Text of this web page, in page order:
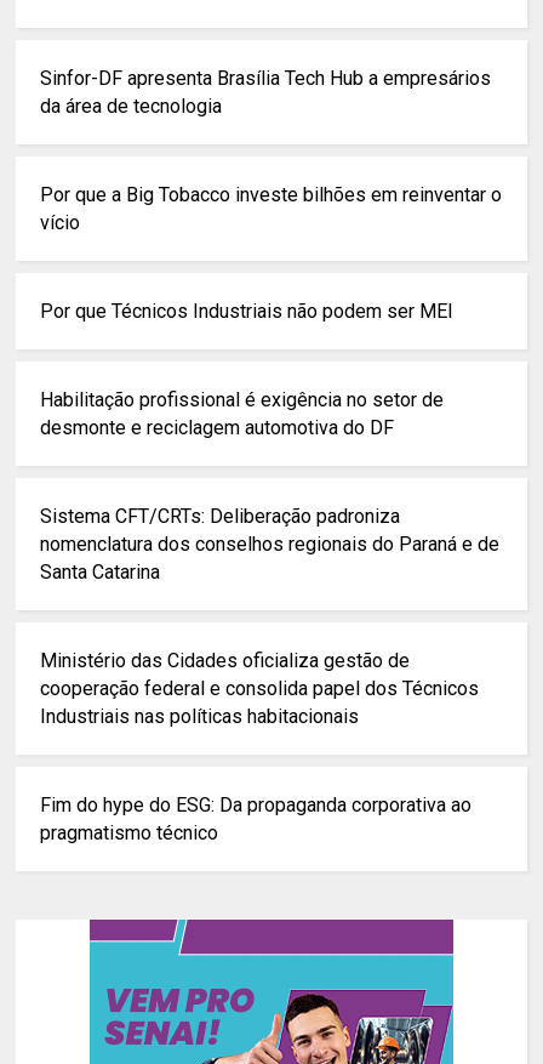
Sinfor-DF apresenta Brasília Tech Hub a empresários
da área de tecnologia
Por que a Big Tobacco investe bilhões em reinventar o
vício
Por que Técnicos Industriais não podem ser MEI
Habilitação profissional é exigência no setor de
desmonte e reciclagem automotiva do DF
Sistema CFT/CRTs: Deliberação padroniza
nomenclatura dos conselhos regionais do Paraná e de
Santa Catarina
Ministério das Cidades oficializa gestão de
cooperação federal e consolida papel dos Técnicos
Industriais nas políticas habitacionais
Fim do hype do ESG: Da propaganda corporativa ao
pragmatismo técnico